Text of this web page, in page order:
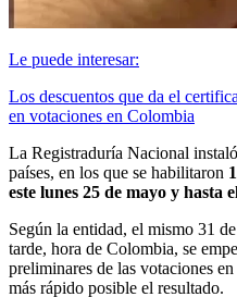
Le puede interesar:
Los descuentos que da el
en votaciones en Colombia
La Registraduría Nacional
países, en los que se habilitaron
este lunes 25 de mayo y hasta
Según la entidad, el mismo 31
tarde, hora de Colombia, se
preliminares de las votaciones
más rápido posible el resultado.